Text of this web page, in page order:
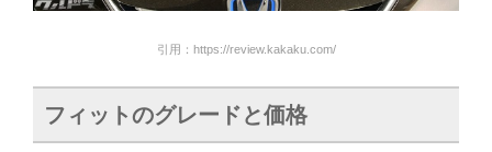
引用：https://review.kakaku.com/
フィットのグレードと価格